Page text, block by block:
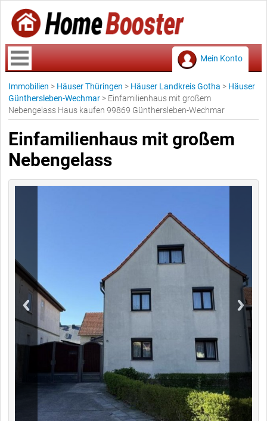
Mein Konto
Immobilien > Häuser Thüringen > Häuser Landkreis Gotha > Häuser
Günthersleben-Wechmar > Einfamilienhaus mit großem
Nebengelass Haus kaufen 99869 Günthersleben-Wechmar
Einfamilienhaus mit großem
Nebengelass